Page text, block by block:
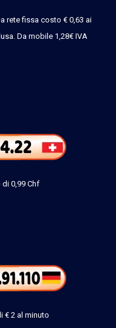
rete fissa costo € 0,63 ai
Da mobile 1,28€ IVA
0,99 Chf
€ 2 al minuto